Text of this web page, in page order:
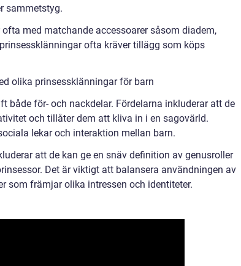
sammetstyg.
med matchande accessoarer såsom diadem,
ofta kräver tillägg som köps
olika prinsessklänningar för barn
både för- och nackdelar. Fördelarna inkluderar att de
och tillåter dem att kliva in i en sagovärld.
lekar och interaktion mellan barn.
att de kan ge en snäv definition av genusroller
Det är viktigt att balansera användningen av
som främjar olika intressen och identiteter.